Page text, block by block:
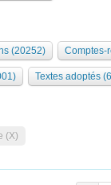
(20252) Comptes-
Textes adoptés
(X)